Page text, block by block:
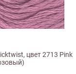
цвет 2713 Pink